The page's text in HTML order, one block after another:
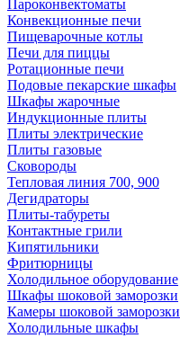
Пароконвектоматы
Конвекционные печи
Пищеварочные котлы
Печи для пиццы
Ротационные печи
Подовые пекарские шкафы
Шкафы жарочные
Индукционные плиты
Плиты электрические
Плиты газовые
Сковороды
Тепловая линия 700, 900
Дегидраторы
Плиты-табуреты
Контактные грили
Кипятильники
Фритюрницы
Холодильное оборудование
Шкафы шоковой заморозки
Камеры шоковой заморозки
Холодильные шкафы